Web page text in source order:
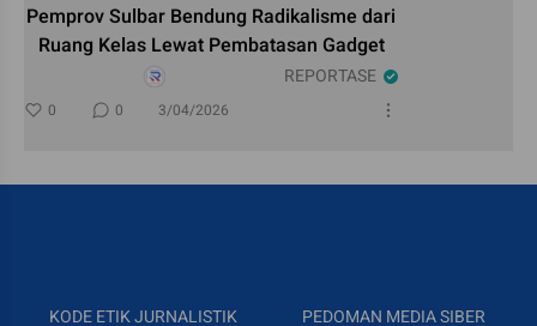
Pemprov Sulbar Bendung Radikalisme dari
Ruang Kelas Lewat Pembatasan Gadget
REPORTASE
0 0 3/04/2026
KODE ETIK JURNALISTIK
PEDOMAN MEDIA SIBER